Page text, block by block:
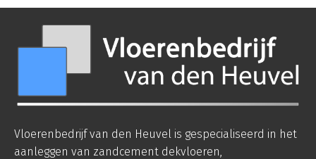
Vloerenbedrijf van den Heuvel is gespecialiseerd in het
aanleggen van zandcement dekvloeren,